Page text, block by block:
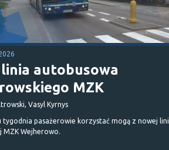
autobusowa
MZK
Vasyl Kyrnys
tygodnia pasażerowie korzystać mogą z nowej
MZK Wejherowo.